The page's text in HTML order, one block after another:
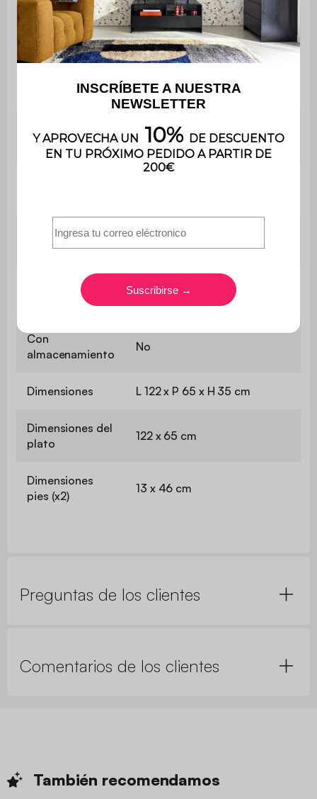
Garantía
El montaje es muy sencillo, se
instrucciones
bandeja
2,2 cm
Altura bajo la
mesa
33 cm
Peso máximo
soportado
12 kg
Con
almacenamiento
No
Dimensiones L 122 x P 65 x H 35 cm
Dimensiones del
plato
122 x 65 cm
Dimensiones
pies (x2)
13 x 46 cm
Preguntas de los clientes
Comentarios de los clientes
También recomendamos